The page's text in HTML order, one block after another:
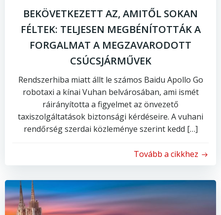
BEKÖVETKEZETT AZ, AMITŐL SOKAN
FÉLTEK: TELJESEN MEGBÉNÍTOTTÁK A
FORGALMAT A MEGZAVARODOTT
CSÚCSJÁRMŰVEK
Rendszerhiba miatt állt le számos Baidu Apollo Go
robotaxi a kínai Vuhan belvárosában, ami ismét
ráirányította a figyelmet az önvezető
taxiszolgáltatások biztonsági kérdéseire. A vuhani
rendőrség szerdai közleménye szerint kedd […]
Tovább a cikkhez